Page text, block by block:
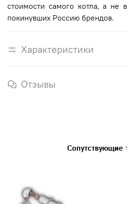
стоимости самого котла, а не
покинувших Россию брендов.
Характеристики
Отзывы
Сопутствующие